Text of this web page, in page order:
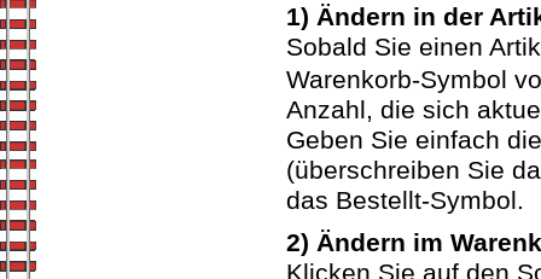
1) Ändern in der
Sobald Sie einen
Warenkorb-Symbol
Anzahl, die sich
Geben Sie einfach
(überschreiben Sie
das Bestellt-Symbol.
2) Ändern im
Klicken Sie auf den